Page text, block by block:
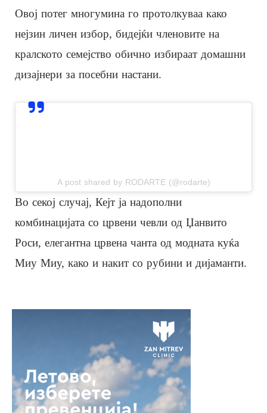
Овој потег многумина го протолкуваа како
нејзин личен избор, бидејќи членовите на
кралското семејство обично избираат домашни
дизајнери за посебни настани.
A post shared by RODARTE (@rodarte)
Во секој случај, Кејт ја надополни
комбинацијата со црвени чевли од Џанвито
Роси, елегантна црвена чанта од модната куќа
Миу Миу, како и накит со рубини и дијаманти.